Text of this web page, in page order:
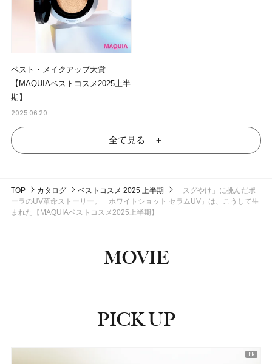
ベスト・メイクアップ大賞
【MAQUIAベストコスメ2025上半
期】
2025.06.20
全て見る ＋
TOP カタログ ベストコスメ 2025 上半期
「スグやけ」に挑んだポ
ーラのUV革命ストーリー。「ホワイトショット セラムUV」は、こうして生
まれた【MAQUIAベストコスメ2025上半期】
MOVIE
PICK UP